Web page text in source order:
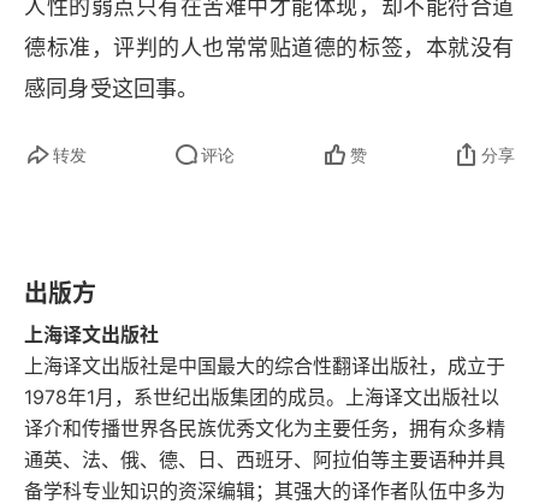
剧大师田纳西・威廉斯的代表作。这部戏本身获得
了普利策戏剧奖，也让无数女演员凭借布兰琪一角
南方衰落后，来新奥尔良投奔妹妹斯黛拉，却遭到
而未能成功。布兰琪最后被斯坦利强奸，象征着
会。” 第一部分讲布兰琪这位落魄小姐在贫民区里
的周旋求生。第二部分讲布兰琪则扑向男人，又被
男人伤害。第三部分讲布兰琪的最终结局，以及她
在戏外截然相反的隐藏结局。《欲望号街车》是美
人性的弱点只有在苦难中才能体现，却不能符合道
德标准，评判的人也常常贴道德的标签，本就没有
感同身受这回事。
转发 评论 赞 分享
出版方
上海译文出版社
上海译文出版社是中国最大的综合性翻译出版社，成立于
1978年1月，系世纪出版集团的成员。上海译文出版社以
译介和传播世界各民族优秀文化为主要任务，拥有众多精
通英、法、俄、德、日、西班牙、阿拉伯等主要语种并具
备学科专业知识的资深编辑；其强大的译作者队伍中多为